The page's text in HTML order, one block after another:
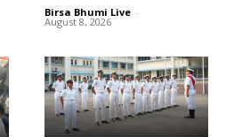
Birsa Bhumi Live -
August 8, 2026